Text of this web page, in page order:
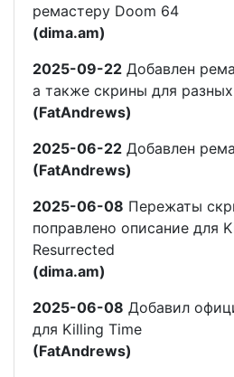
ремастеру Doom 64
(dima.am)
2025-09-22 Добавлен
а также скрины для
(FatAndrews)
2025-06-22 Добавлен
(FatAndrews)
2025-06-08 Пережаты
поправлено описание для
Resurrected
(dima.am)
2025-06-08 Добавил
для Killing Time
(FatAndrews)